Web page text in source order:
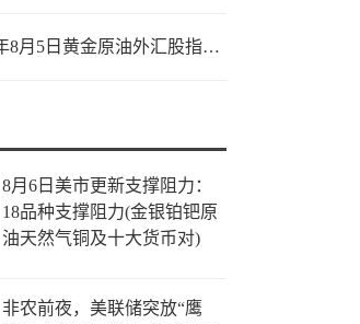
一张图：2026年8月5日黄金原油外汇股指“枢纽点+多空持仓信号”一览
8月6日美市更新支撑阻力：
18品种支撑阻力(金银铂钯原
油天然气铜及十大货币对)
非农前夜，美联储突放“鹰